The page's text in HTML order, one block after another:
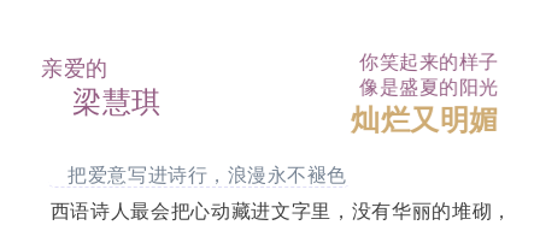
亲爱的
梁慧琪
你笑起来的样子
像是盛夏的阳光
灿烂又明媚
把爱意写进诗行，浪漫永不褪色
西语诗人最会把心动藏进文字里，没有华丽的堆砌，